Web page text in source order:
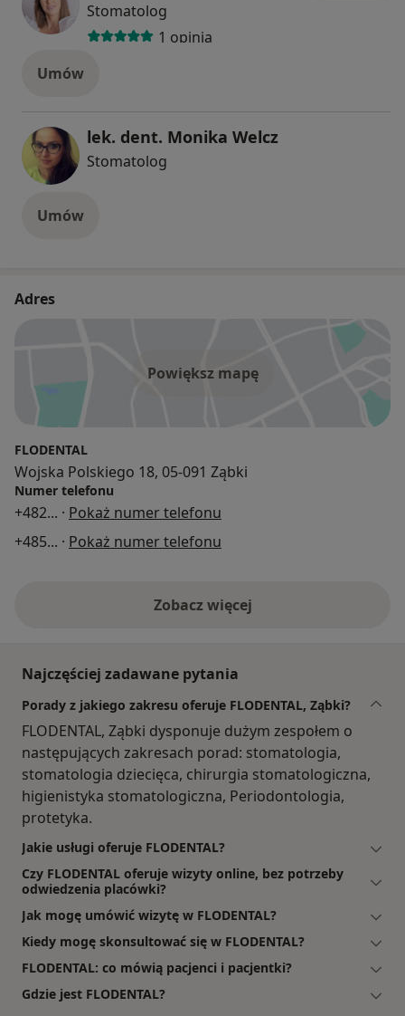
Stomatolog
1 opinia
Umów
lek. dent. Monika Welcz
Stomatolog
Umów
Adres
Powiększ mapę
FLODENTAL
Wojska Polskiego 18, 05-091 Ząbki
Numer telefonu
+482... · Pokaż numer telefonu
+485... · Pokaż numer telefonu
Zobacz więcej
Najczęściej zadawane pytania
Porady z jakiego zakresu oferuje FLODENTAL, Ząbki?
FLODENTAL, Ząbki dysponuje dużym zespołem o
następujących zakresach porad: stomatologia,
stomatologia dziecięca, chirurgia stomatologiczna,
higienistyka stomatologiczna, Periodontologia,
protetyka.
Jakie usługi oferuje FLODENTAL?
Czy FLODENTAL oferuje wizyty online, bez potrzeby
odwiedzenia placówki?
Jak mogę umówić wizytę w FLODENTAL?
Kiedy mogę skonsultować się w FLODENTAL?
FLODENTAL: co mówią pacjenci i pacjentki?
Gdzie jest FLODENTAL?